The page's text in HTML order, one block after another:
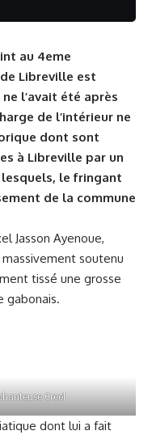
au 4eme
Libreville est
l’avait été après
de l’intérieur ne
dont sont
à Libreville par un
le fringant
de la commune
Jasson Ayenoue,
soutenu
tissé une grosse
gabonais.
Creol
dont lui a fait